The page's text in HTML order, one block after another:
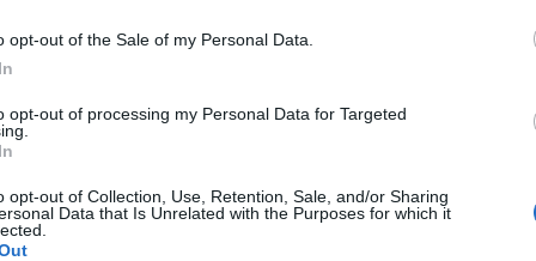
opt-out of the Sale of my Personal Data.
opt-out of processing my Personal Data for Targeted
opt-out of Collection, Use, Retention, Sale, and/or Sharing
Data that Is Unrelated with the Purposes for which it
τμήματα της Καρδίτσας και
Τρίκαλα
ηλεκτροδότησης θα πραγματοποιηθούν
τοΔΕΔΔΗΕ.
2025
8 Αυγούστου 2026, 17:42
43χρονος
Σε αναζήτηση
πρόβλημα των